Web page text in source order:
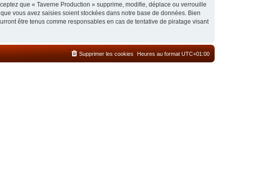
que « Taverne Production » supprime, modifie, déplace ou verrouille
vous avez saisies soient stockées dans notre base de données. Bien
être tenus comme responsables en cas de tentative de piratage visant
Heures au format UTC+01:00
Supprimer les cookies